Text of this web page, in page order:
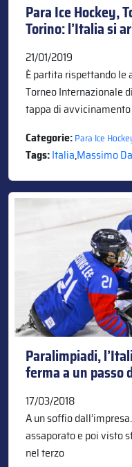
Para Ice Hockey,
Torino: l’Italia si
21/01/2019
È partita rispettando le
Torneo Internazionale
tappa di
Categorie:Para Ice
Tags:Italia,Massimo
Paralimpiadi,
ferma a un passo
17/03/2018
A un soffio
assaporato e poi visto
nel terzo